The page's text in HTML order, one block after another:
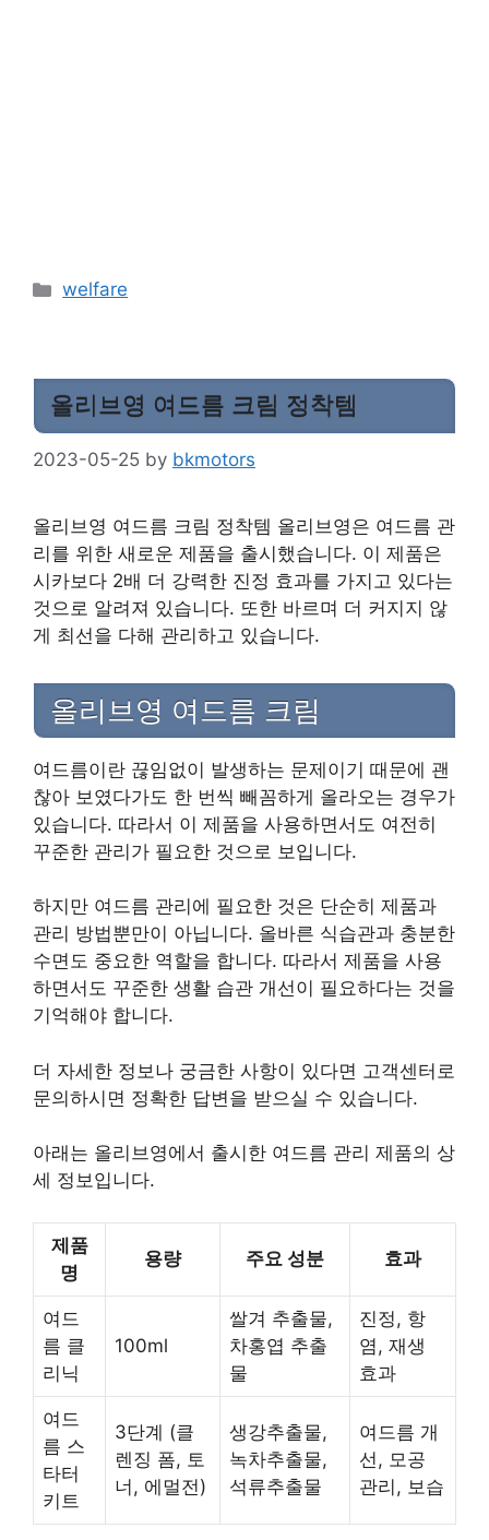
Categories
welfare
올리브영 여드름 크림 정착템
2023-05-25 by bkmotors
올리브영 여드름 크림 정착템 올리브영은 여드름 관
리를 위한 새로운 제품을 출시했습니다. 이 제품은
시카보다 2배 더 강력한 진정 효과를 가지고 있다는
것으로 알려져 있습니다. 또한 바르며 더 커지지 않
게 최선을 다해 관리하고 있습니다.
올리브영 여드름 크림
여드름이란 끊임없이 발생하는 문제이기 때문에 괜
찮아 보였다가도 한 번씩 빼꼼하게 올라오는 경우가
있습니다. 따라서 이 제품을 사용하면서도 여전히
꾸준한 관리가 필요한 것으로 보입니다.
하지만 여드름 관리에 필요한 것은 단순히 제품과
관리 방법뿐만이 아닙니다. 올바른 식습관과 충분한
수면도 중요한 역할을 합니다. 따라서 제품을 사용
하면서도 꾸준한 생활 습관 개선이 필요하다는 것을
기억해야 합니다.
더 자세한 정보나 궁금한 사항이 있다면 고객센터로
문의하시면 정확한 답변을 받으실 수 있습니다.
아래는 올리브영에서 출시한 여드름 관리 제품의 상
세 정보입니다.
제품
명
용량 주요 성분 효과
여드
름 클
리닉
100ml
쌀겨 추출물,
차홍엽 추출
물
진정, 항
염, 재생
효과
여드
름 스
타터
키트
3단계 (클
렌징 폼, 토
너, 에멀전)
생강추출물,
녹차추출물,
석류추출물
여드름 개
선, 모공
관리, 보습